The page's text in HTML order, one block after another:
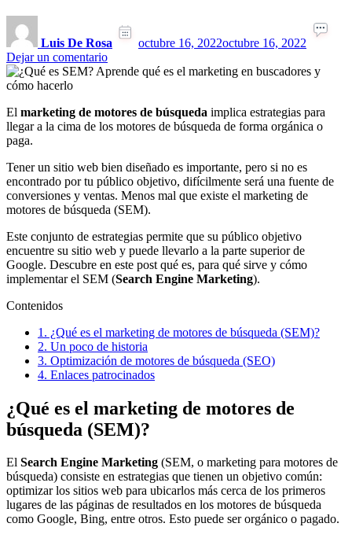
Luis De Rosa octubre 16, 2022octubre 16, 2022
Dejar un comentarioen
¿Qué
Aprende
qué
marketing
en
buscadores
y
hacerlo
El marketing de motores de búsqueda implica estrategias para
llegar a la cima de los motores de búsqueda de forma orgánica o
paga.
Tener un sitio web bien diseñado es importante, pero si no es
encontrado por tu público objetivo, difícilmente será una fuente de
conversiones y ventas. Menos mal que existe el marketing de
motores de búsqueda (SEM).
Este conjunto de estrategias permite que su público objetivo
encuentre su sitio web y puede llevarlo a la parte superior de
Google. Descubre en este post qué es, para qué sirve y cómo
implementar el SEM (Search Engine Marketing).
Contenidos
1. ¿Qué es el marketing de motores de búsqueda (SEM)?
2. Un poco de historia
3. Optimización de motores de búsqueda (SEO)
4. Enlaces patrocinados
¿Qué es el marketing de motores de
búsqueda (SEM)?
El Search Engine Marketing (SEM, o marketing para motores de
búsqueda) consiste en estrategias que tienen un objetivo común:
optimizar los sitios web para ubicarlos más cerca de los primeros
lugares de las páginas de resultados en los motores de búsqueda
como Google, Bing, entre otros. Esto puede ser orgánico o pagado.